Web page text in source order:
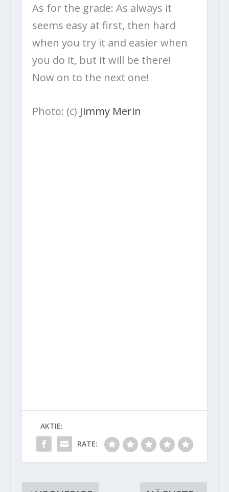
As for the grade: As always it
seems easy at first, then hard
when you try it and easier when
you do it, but it will be there!
Now on to the next one!
Photo: (c) Jimmy Merin
AKTIE:
RATE: